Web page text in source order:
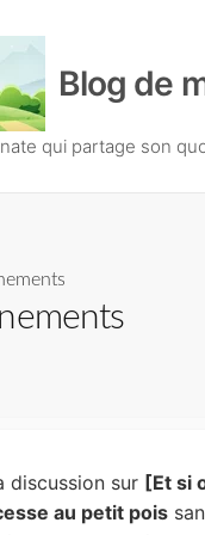
Blog de
qui partage son
discussion sur [Et si
au petit pois